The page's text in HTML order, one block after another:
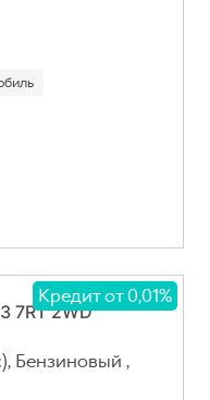
Кредит от 0,01%
7RT 2WD
Бензиновый ,